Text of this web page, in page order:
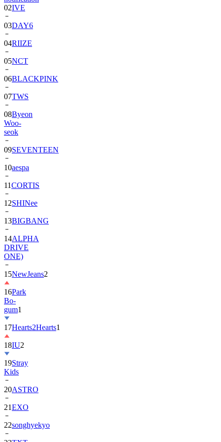
02IVE
03DAY6
04RIIZE
05NCT
06BLACKPINK
07TWS
08Byeon
Woo-
seok
09SEVENTEEN
10aespa
11CORTIS
12SHINee
13BIGBANG
14ALPHA
DRIVE
ONE)
15NewJeans2
16Park
Bo-
gum1
17Hearts2Hearts1
18IU2
19Stray
Kids
20ASTRO
21EXO
22songhyekyo